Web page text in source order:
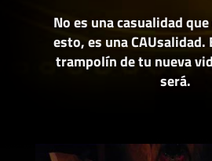
No es una casualidad
esto, es una
trampolín de tu nueva
será.